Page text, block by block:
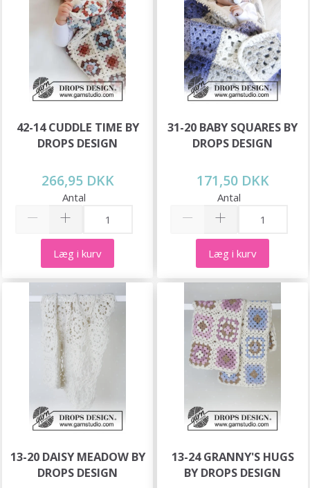
42-14 CUDDLE TIME BY
DROPS DESIGN
266,95 DKK
Antal
Læg i kurv
31-20 BABY SQUARES BY
DROPS DESIGN
171,50 DKK
Antal
Læg i kurv
13-20 DAISY MEADOW BY
DROPS DESIGN
13-24 GRANNY'S HUGS
BY DROPS DESIGN